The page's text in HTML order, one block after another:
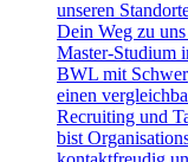
unseren
Dein Weg zu
Master-Studium
BWL mit
einen
Recruiting und
bist